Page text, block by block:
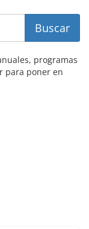
programas
para poner en